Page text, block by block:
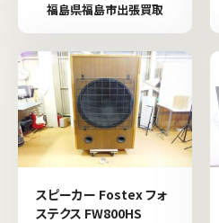
福島県福島市出張買取
スピーカー Fostex フォ
ステクス FW800HS